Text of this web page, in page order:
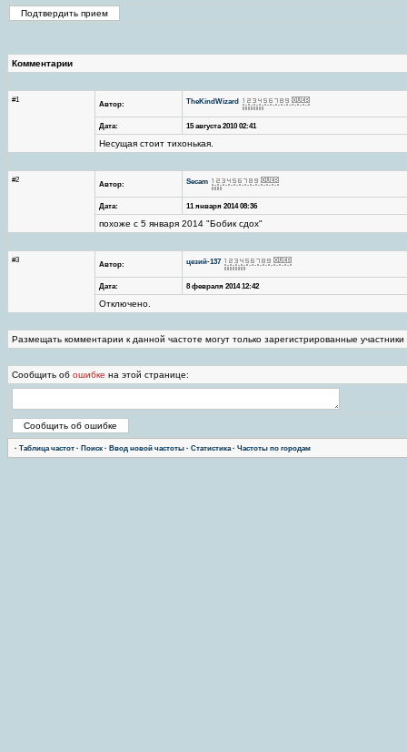
Комментарии
#1 Автор: TheKindWizard
Дата: 15 августа 2010 02:41
Несущая стоит тихонькая.
#2 Автор: Secam
Дата: 11 января 2014 08:36
похоже с 5 января 2014 "Бобик сдох"
#3 Автор: цезий-137
Дата: 8 февраля 2014 12:42
Отключено.
Размещать комментарии к данной частоте могут только зарегистрированные
Сообщить об ошибке на этой странице:
· Таблица частот · Поиск · Ввод новой частоты · Статистика· Частоты по городам